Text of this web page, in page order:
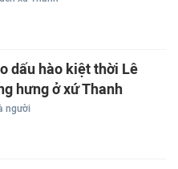
dấu hào kiệt thời Lê
hưng ở xứ Thanh
người